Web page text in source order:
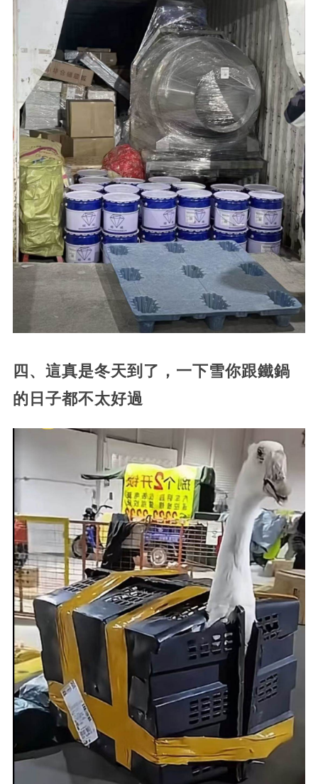
四、這真是冬天到了，一下雪你跟鐵鍋
的日子都不太好過